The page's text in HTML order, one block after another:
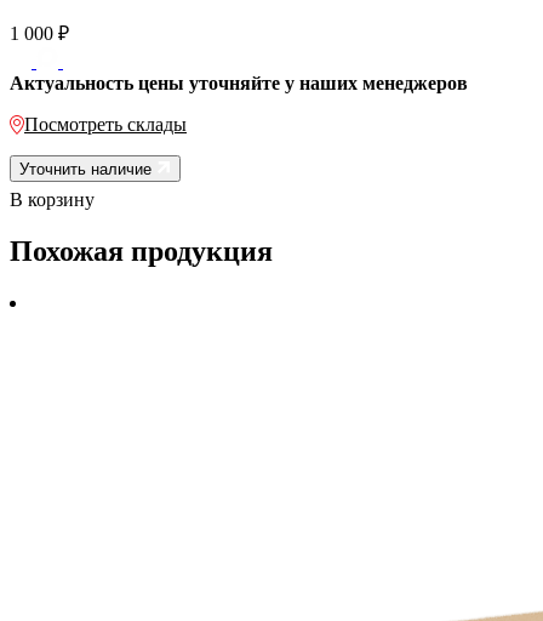
1 000 ₽
Актуальность цены уточняйте у наших менеджеров
Посмотреть склады
Уточнить наличие
В корзину
Похожая продукция